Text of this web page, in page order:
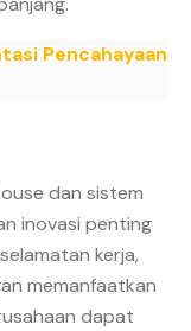
Pencahayaan
dan sistem
inovasi penting
kerja,
memanfaatkan
dapat